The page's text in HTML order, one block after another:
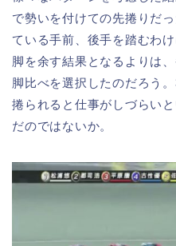
で勢いを付けての先捲りだ
ている手前、後手を踏むわ
脚を余す結果となるよりは
脚比べを選択したのだろう
捲られると仕事がしづらい
だのではないか。